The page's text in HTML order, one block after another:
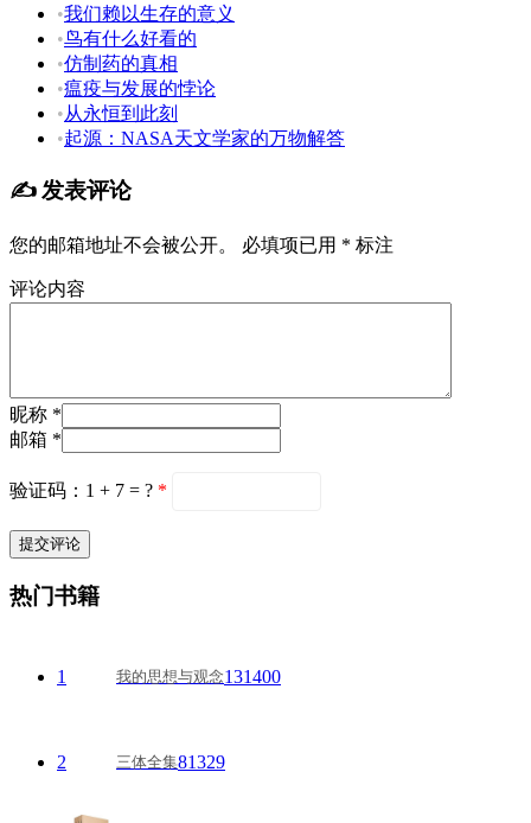
•我们赖以生存的意义
•鸟有什么好看的
•仿制药的真相
•瘟疫与发展的悖论
•从永恒到此刻
•起源：NASA天文学家的万物解答
✍️ 发表评论
您的邮箱地址不会被公开。 必填项已用 * 标注
评论内容
昵称 *
邮箱 *
验证码：1 + 7 = ? *
热门书籍
1 我的思想与观念131400
2 三体全集81329